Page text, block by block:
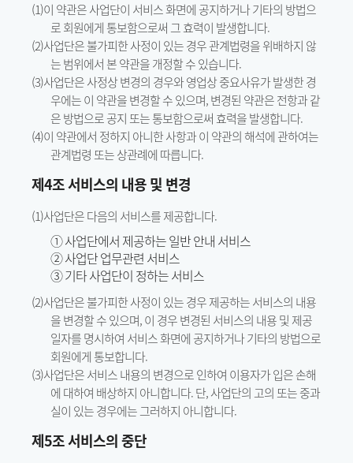
(1)이 약관은 사업단이 서비스 화면에 공지하거나 기타의 방법으
로 회원에게 통보함으로써 그 효력이 발생합니다.
(2)사업단은 불가피한 사정이 있는 경우 관계법령을 위배하지 않
는 범위에서 본 약관을 개정할 수 있습니다.
(3)사업단은 사정상 변경의 경우와 영업상 중요사유가 발생한 경
우에는 이 약관을 변경할 수 있으며, 변경된 약관은 전항과 같
은 방법으로 공지 또는 통보함으로써 효력을 발생합니다.
(4)이 약관에서 정하지 아니한 사항과 이 약관의 해석에 관하여는
관계법령 또는 상관례에 따릅니다.
제4조 서비스의 내용 및 변경
(1)사업단은 다음의 서비스를 제공합니다.
① 사업단에서 제공하는 일반 안내 서비스
② 사업단 업무관련 서비스
③ 기타 사업단이 정하는 서비스
(2)사업단은 불가피한 사정이 있는 경우 제공하는 서비스의 내용
을 변경할 수 있으며, 이 경우 변경된 서비스의 내용 및 제공
일자를 명시하여 서비스 화면에 공지하거나 기타의 방법으로
회원에게 통보합니다.
(3)사업단은 서비스 내용의 변경으로 인하여 이용자가 입은 손해
에 대하여 배상하지 아니합니다. 단, 사업단의 고의 또는 중과
실이 있는 경우에는 그러하지 아니합니다.
제5조 서비스의 중단